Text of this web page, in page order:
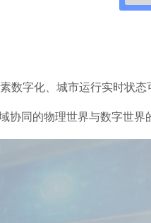
数字化、城市运行实时状态
协同的物理世界与数字世界